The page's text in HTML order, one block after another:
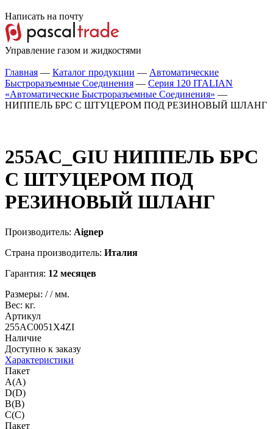
Написать на почту
Управление газом и жидкостями
Главная — Каталог продукции — Автоматические
Быстроразъемные Соединения — Серия 120 ITALIAN
«Автоматические Быстроразъемные Соединения» —
НИППЕЛЬ БРС С ШТУЦЕРОМ ПОД РЕЗИНОВЫЙ ШЛАНГ
255AC_GIU НИППЕЛЬ БРС
С ШТУЦЕРОМ ПОД
РЕЗИНОВЫЙ ШЛАНГ
Производитель: Aignep
Страна производитель: Италия
Гарантия: 12 месяцев
Размеры: //мм.
Вес: кг.
Артикул
255AC0051X4ZI
Наличие
Доступно к заказу
Характеристики
Пакет
A(A)
D(D)
B(B)
C(C)
Пакет